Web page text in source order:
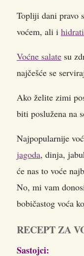
Topliji dani pravo
voćem, ali i
Voćne salate su
najčešće se
Ako želite zimi
biti poslužena na
Najpopularnije
jagoda, dinja,
će nas to voće
No, mi vam
bobičastog voća
RECEPT ZA
Sastojci: